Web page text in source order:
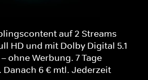
auf 2 Streams
HD und mit Dolby Digital 5.1
ohne Werbung. 7 Tage
6 € mtl. Jederzeit